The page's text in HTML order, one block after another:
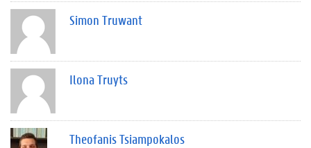
Simon Truwant
Ilona Truyts
Theofanis Tsiampokalos